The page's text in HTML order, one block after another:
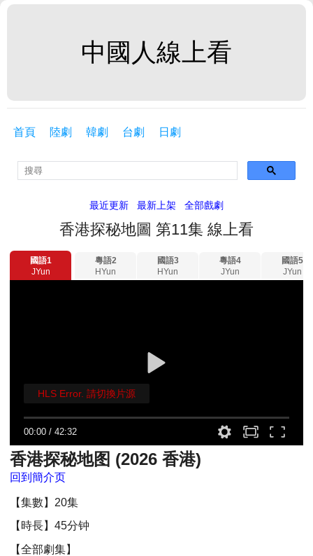
中國人線上看
首頁 陸劇 韓劇 台劇 日劇
最近更新 最新上架 全部戲劇
香港探秘地圖 第11集 線上看
國語1
JYun
粵語2
HYun
國語3
HYun
粵語4
JYun
國語5
JYun
00:00 /42:32
HLS Error. 請切換片源
香港探秘地图 (2026 香港)
回到簡介页
【集數】20集
【時長】45分钟
【全部劇集】